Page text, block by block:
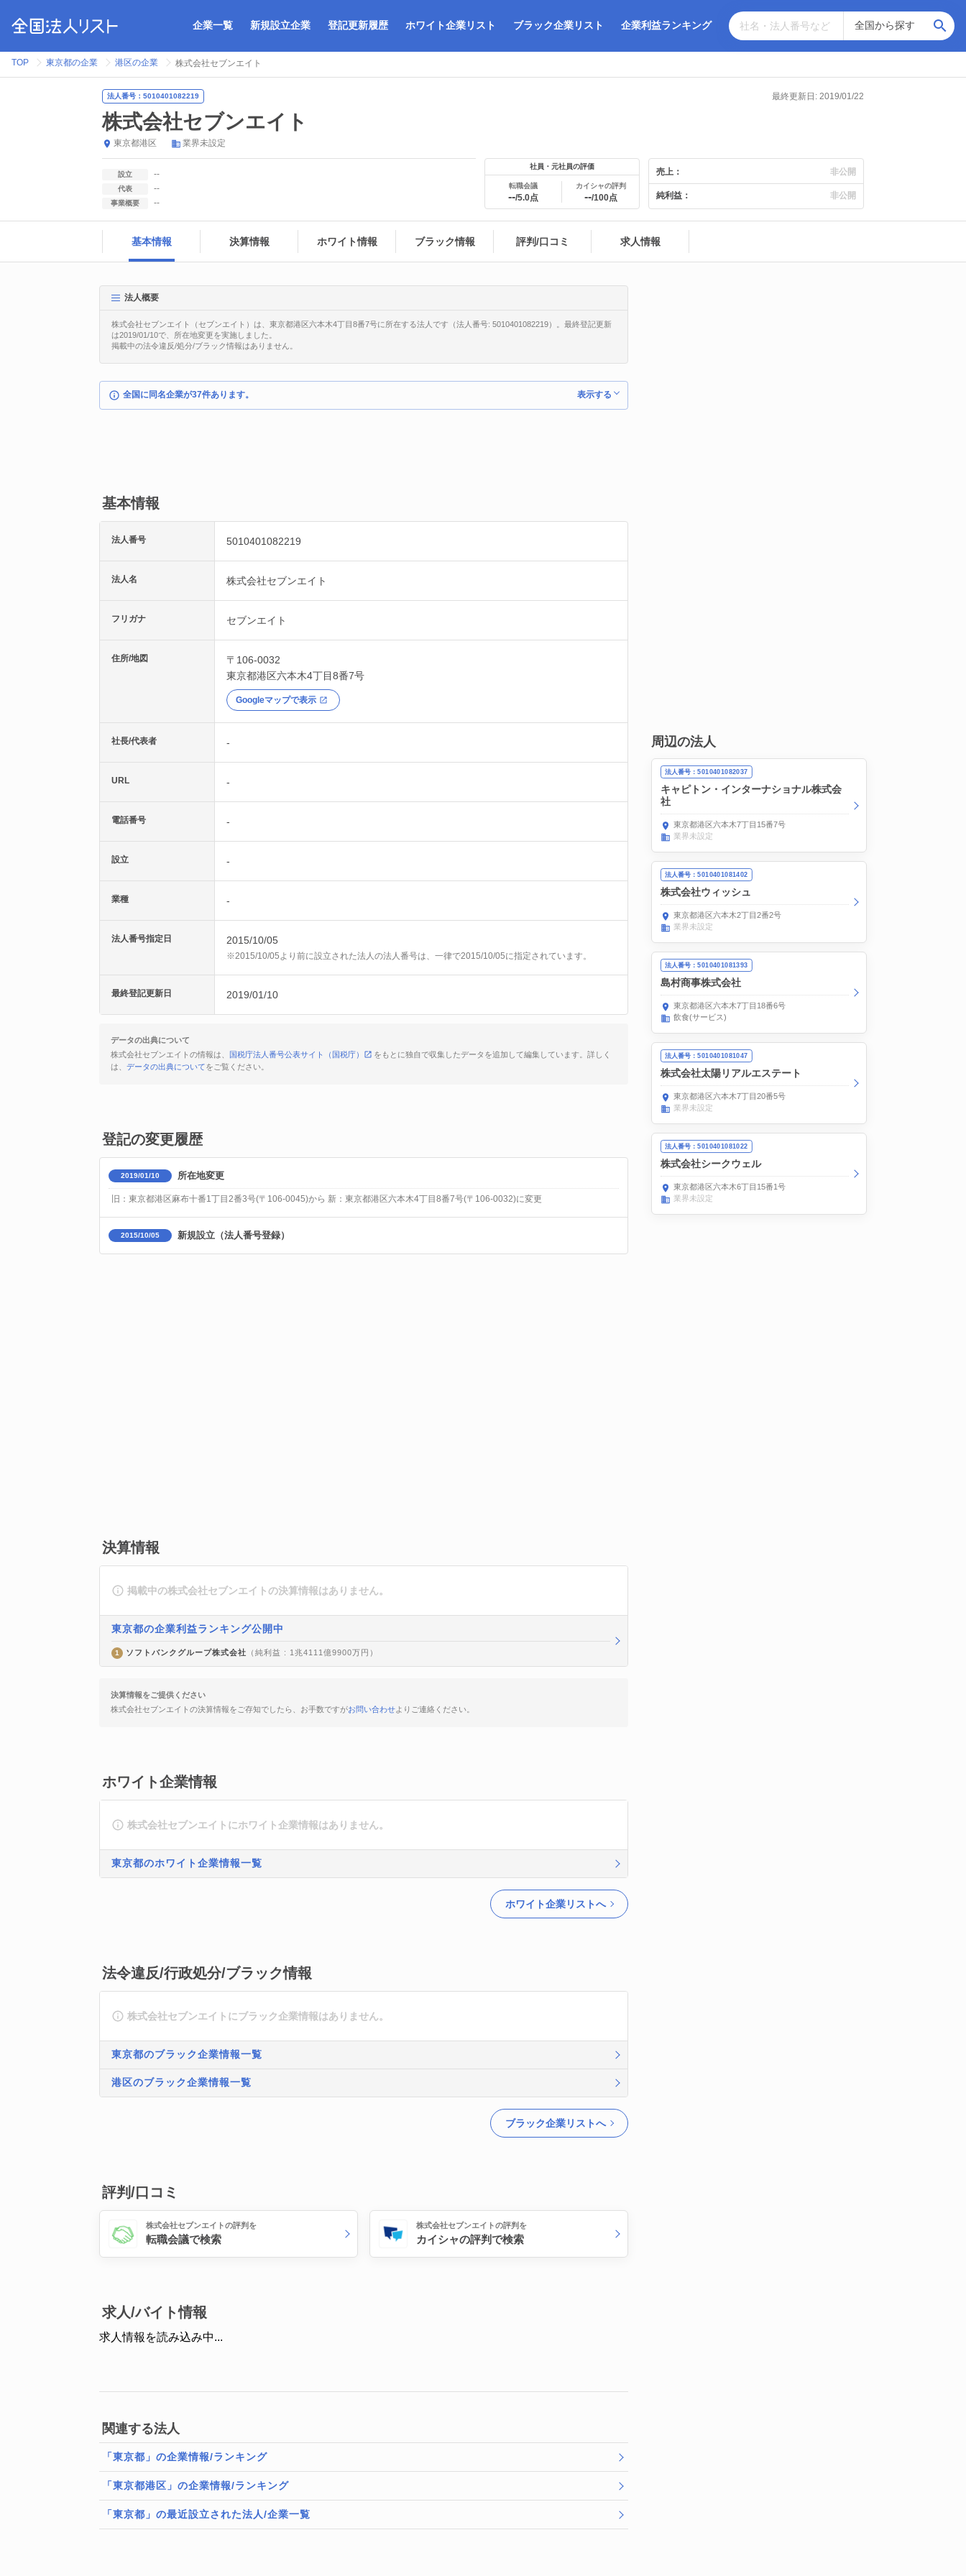
企業一覧 新規設立企業 登記更新履歴 ホワイト企業リスト ブラック企業リスト 企業利益ランキング
TOP 東京都の企業 港区の企業 株式会社セブンエイト
法人番号：5010401082219 最終更新日: 2019/01/22
株式会社セブンエイト
東京都港区 業界未設定
設立 --
代表 --
事業概要 --
社員・元社員の評価
転職会議
--/5.0点
カイシャの評判
--/100点
売上： 非公開
純利益： 非公開
基本情報 決算情報 ホワイト情報 ブラック情報 評判/口コミ 求人情報
法人概要
株式会社セブンエイト（セブンエイト）は、東京都港区六本木4丁目8番7号に所在する法人です（法人番号: 5010401082219）。最終登記更新
は2019/01/10で、所在地変更を実施しました。
掲載中の法令違反/処分/ブラック情報はありません。
全国に同名企業が37件あります。 表示する
基本情報
法人番号 5010401082219
法人名 株式会社セブンエイト
フリガナ セブンエイト
住所/地図
〒106-0032
東京都港区六本木4丁目8番7号
Googleマップで表示
社長/代表者 -
URL -
電話番号 -
設立 -
業種 -
法人番号指定日 2015/10/05
※2015/10/05より前に設立された法人の法人番号は、一律で2015/10/05に指定されています。
最終登記更新日 2019/01/10
データの出典について
株式会社セブンエイトの情報は、
国税庁法人番号公表サイト（国税庁）
をもとに独自で収集したデータを追加して編集しています。詳しく
は、 データの出典についてをご覧ください。
登記の変更履歴
2019/01/10 所在地変更
旧：東京都港区麻布十番1丁目2番3号(〒106-0045)から 新：東京都港区六本木4丁目8番7号(〒106-0032)に変更
2015/10/05 新規設立（法人番号登録）
決算情報
掲載中の株式会社セブンエイトの決算情報はありません。
東京都の企業利益ランキング公開中
1 ソフトバンクグループ株式会社 （純利益 : 1兆4111億9900万円）
決算情報をご提供ください
株式会社セブンエイトの決算情報をご存知でしたら、お手数ですがお問い合わせよりご連絡ください。
ホワイト企業情報
株式会社セブンエイトにホワイト企業情報はありません。
東京都のホワイト企業情報一覧
ホワイト企業リストへ
法令違反/行政処分/ブラック情報
株式会社セブンエイトにブラック企業情報はありません。
東京都のブラック企業情報一覧
港区のブラック企業情報一覧
ブラック企業リストへ
評判/口コミ
株式会社セブンエイトの評判を
転職会議で検索
株式会社セブンエイトの評判を
カイシャの評判で検索
求人/バイト情報
求人情報を読み込み中...
関連する法人
「東京都」の企業情報/ランキング
「東京都港区」の企業情報/ランキング
「東京都」の最近設立された法人/企業一覧
周辺の法人
法人番号：5010401082037
キャピトン・インターナショナル株式会
社
東京都港区六本木7丁目15番7号
業界未設定
法人番号：5010401081402
株式会社ウィッシュ
東京都港区六本木2丁目2番2号
業界未設定
法人番号：5010401081393
島村商事株式会社
東京都港区六本木7丁目18番6号
飲食(サービス)
法人番号：5010401081047
株式会社太陽リアルエステート
東京都港区六本木7丁目20番5号
業界未設定
法人番号：5010401081022
株式会社シークウェル
東京都港区六本木6丁目15番1号
業界未設定